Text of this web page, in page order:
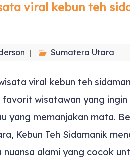
viral kebun teh
Sumatera Utara
viral kebun teh
favorit wisatawan yang
yang memanjakan mata.
Kebun Teh Sidamanik
nuansa alami yang cocok